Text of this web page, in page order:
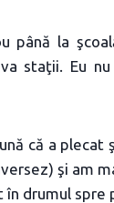
la
staţii. Eu
că a plecat
şi am
drumul spre